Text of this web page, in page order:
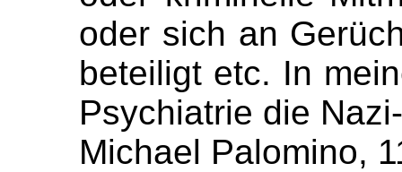
oder sich an
beteiligt etc. In
Psychiatrie die
Michael Palomino,